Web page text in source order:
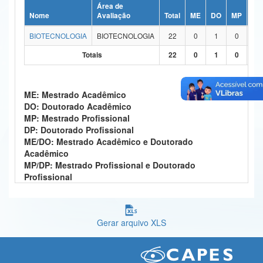
Ministério da Ciência, Tecnologia, Inovações e Comunicações
Ministério do Meio Ambiente
Controladoria-Geral da União
Ministério da Mulher, da Família e dos Direitos Humanos
Secretaria-Geral
Secretaria de Governo
Nome
Área de
Avaliação
Total ME DO MP
BIOTECNOLOGIA
BIOTECNOLOGIA 22 0 1 0
Totais
22 0 1 0
ME: Mestrado Acadêmico
DO: Doutorado Acadêmico
MP: Mestrado Profissional
DP: Doutorado Profissional
ME/DO: Mestrado Acadêmico e Doutorado
Acadêmico
MP/DP: Mestrado Profissional e Doutorado
Profissional
Gerar arquivo XLS